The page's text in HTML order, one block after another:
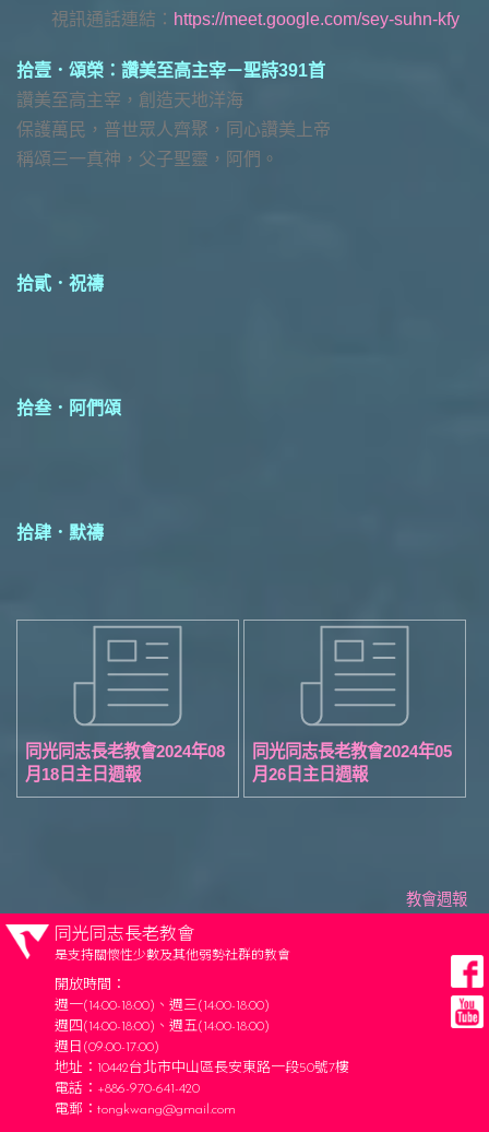
教會週報
視訊通話連結： https://meet.google.com/sey-suhn-kfy
拾壹．頌榮：讚美至高主宰－聖詩391首
讚美至高主宰，創造天地洋海
保護萬民，普世眾人齊聚，同心讚美上帝
稱頌三一真神，父子聖靈，阿們。
拾貳．祝禱
拾叁．阿們頌
拾肆．默禱
同光同志長老教會2024年08
月18日主日週報
同光同志長老教會2024年05
月26日主日週報
同光同志長老教會
是支持關懷性少數及其他弱勢社群的教會
開放時間：
週一(14:00-18:00)、週三(14:00-18:00)
週四(14:00-18:00)、週五(14:00-18:00)
週日(09:00-17:00)
地址：10442台北市中山區長安東路一段50號7樓
電話：+886-970-641-420
電郵： tongkwang@gmail.com